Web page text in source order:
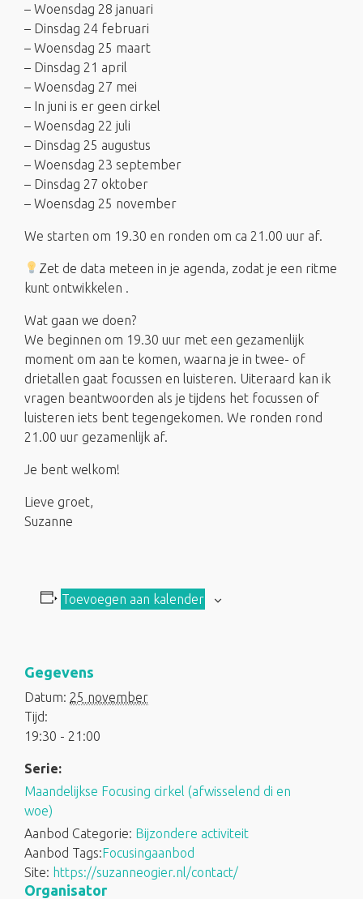
– Woensdag 28 januari
– Dinsdag 24 februari
– Woensdag 25 maart
– Dinsdag 21 april
– Woensdag 27 mei
– In juni is er geen cirkel
– Woensdag 22 juli
– Dinsdag 25 augustus
– Woensdag 23 september
– Dinsdag 27 oktober
– Woensdag 25 november
We starten om 19.30 en ronden om ca 21.00 uur af.
Zet de data meteen in je agenda, zodat je een ritme
kunt ontwikkelen .
Wat gaan we doen?
We beginnen om 19.30 uur met een gezamenlijk
moment om aan te komen, waarna je in twee- of
drietallen gaat focussen en luisteren. Uiteraard kan ik
vragen beantwoorden als je tijdens het focussen of
luisteren iets bent tegengekomen. We ronden rond
21.00 uur gezamenlijk af.
Je bent welkom!
Lieve groet,
Suzanne
Toevoegen aan kalender
Gegevens
Datum: 25 november
Tijd:
19:30 - 21:00
Serie:
Maandelijkse Focusing cirkel (afwisselend di en
woe)
Aanbod Categorie: Bijzondere activiteit
Aanbod Tags:Focusingaanbod
Site: https://suzanneogier.nl/contact/
Organisator